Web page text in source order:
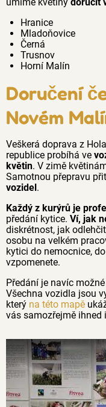
Hranice
Mladoňovice
Černá
Trusnov
Horní Malín
Doručení
Novém
Veškerá doprava z
republice probíhá ve
květin. V zimě
Samotnou přepravu
vozidel.
Každý z kurýrů je
předání kytice. Ví, jak
diskrétnost, jak
osobu na velkém
kytici do nemocnice,
vzpomenete.
Předání je navíc
Všechna vozidla jsou
který na této mapě
vás samozřejmě ihned